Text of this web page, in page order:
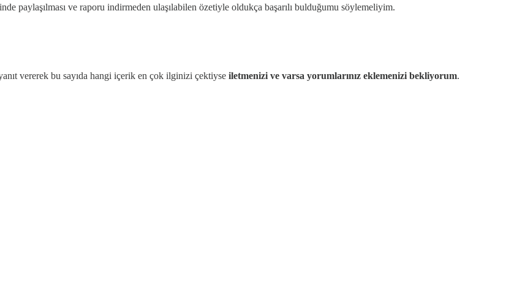
paylaşılması ve raporu indirmeden ulaşılabilen özetiyle oldukça başarılı bulduğumu söylemeliyim.
vererek bu sayıda hangi içerik en çok ilginizi çektiyse iletmenizi ve varsa yorumlarınız eklemenizi bekliyorum.